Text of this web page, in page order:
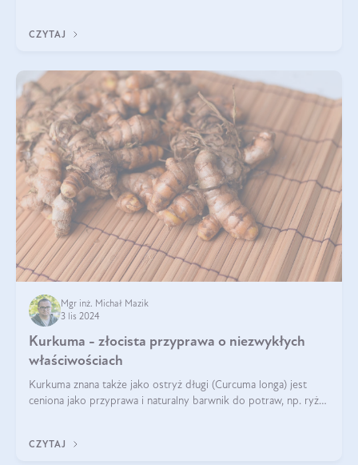
CZYTAJ
Mgr inż. Michał Mazik
3 lis 2024
Kurkuma - złocista przyprawa o niezwykłych
właściwościach
Kurkuma znana także jako ostryż długi (Curcuma longa) jest
ceniona jako przyprawa i naturalny barwnik do potraw, np. ryżu
CZYTAJ